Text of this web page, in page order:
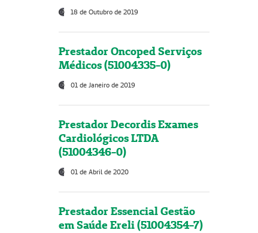
18 de Outubro de 2019
Prestador Oncoped Serviços
Médicos (51004335-0)
01 de Janeiro de 2019
Prestador Decordis Exames
Cardiológicos LTDA
(51004346-0)
01 de Abril de 2020
Prestador Essencial Gestão
em Saúde Ereli (51004354-7)